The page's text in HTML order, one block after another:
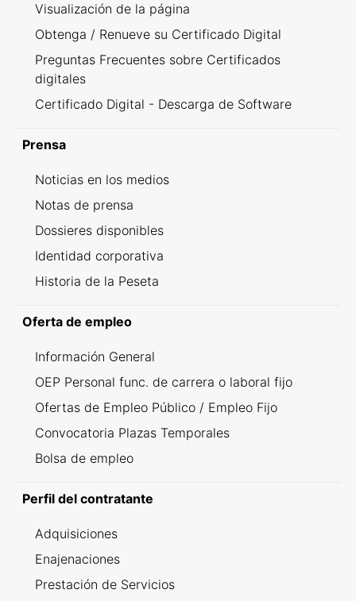
Visualización de la página
Obtenga / Renueve su Certificado Digital
Preguntas Frecuentes sobre Certificados
digitales
Certificado Digital - Descarga de Software
Prensa
Noticias en los medios
Notas de prensa
Dossieres disponibles
Identidad corporativa
Historia de la Peseta
Oferta de empleo
Información General
OEP Personal func. de carrera o laboral fijo
Ofertas de Empleo Público / Empleo Fijo
Convocatoria Plazas Temporales
Bolsa de empleo
Perfil del contratante
Adquisiciones
Enajenaciones
Prestación de Servicios